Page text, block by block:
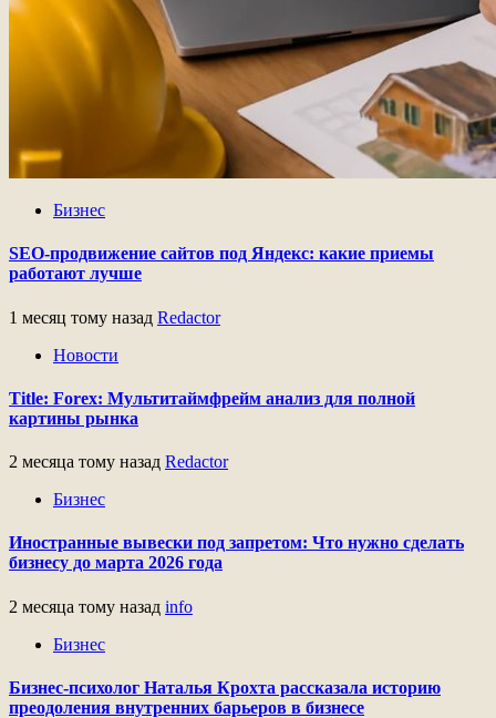
Бизнес
SEO-продвижение сайтов под Яндекс: какие приемы
работают лучше
1 месяц тому назад Redactor
Новости
Title: Forex: Мультитаймфрейм анализ для полной
картины рынка
2 месяца тому назад Redactor
Бизнес
Иностранные вывески под запретом: Что нужно сделать
бизнесу до марта 2026 года
2 месяца тому назад info
Бизнес
Бизнес-психолог Наталья Крохта рассказала историю
преодоления внутренних барьеров в бизнесе